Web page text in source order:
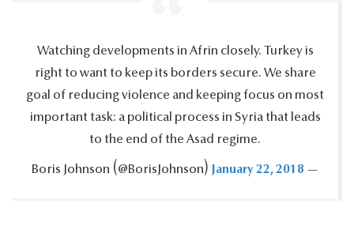
Watching developments in Afrin closely.‎ Turkey is
right to want to keep its borders secure.‎ We share
goal of reducing violence and keeping focus on most
important task: a political process in Syria that leads
to the end of the Asad regime.‎
— Boris Johnson ‪(@BorisJohnson)‬
January 22, 2018